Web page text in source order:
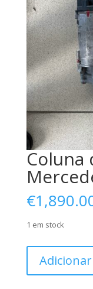
Coluna
€
1 em stock
Coluna
Adicionar